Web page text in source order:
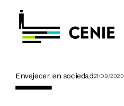
Envejecer en sociedad21/09/2020